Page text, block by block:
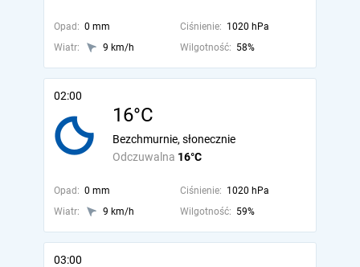
Opad: 0 mm Ciśnienie: 1020 hPa
Wiatr:
9 km/h Wilgotność: 58%
02:00
16°C
Odczuwalna 16°C
Bezchmurnie, słonecznie
Opad: 0 mm Ciśnienie: 1020 hPa
Wiatr:
9 km/h Wilgotność: 59%
03:00